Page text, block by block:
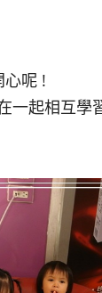
心呢 !
一起相互學